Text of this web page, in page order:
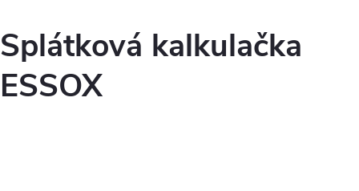
Splátková kalkulačka
ESSOX